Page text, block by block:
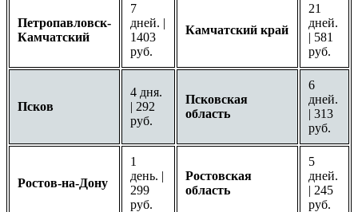
Петропавловск-
Камчатский
7
дней. |
1403
руб.
Камчатский край
21
дней.
| 581
руб.
Псков
4 дня.
| 292
руб.
Псковская
область
6
дней.
| 313
руб.
Ростов-на-Дону
1
день. |
299
руб.
Ростовская
область
5
дней.
| 245
руб.